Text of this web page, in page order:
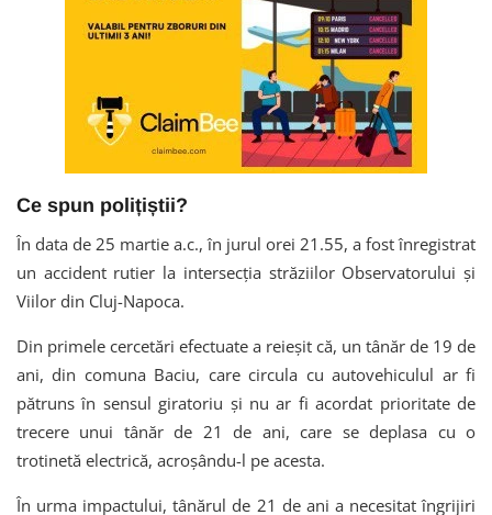
Ce spun polițiștii?
În data de 25 martie a.c., în jurul orei 21.55, a fost înregistrat
un accident rutier la intersecția străziilor Observatorului și
Viilor din Cluj-Napoca.
Din primele cercetări efectuate a reieșit că, un tânăr de 19 de
ani, din comuna Baciu, care circula cu autovehiculul ar fi
pătruns în sensul giratoriu și nu ar fi acordat prioritate de
trecere unui tânăr de 21 de ani, care se deplasa cu o
trotinetă electrică, acroșându-l pe acesta.
În urma impactului, tânărul de 21 de ani a necesitat îngrijiri